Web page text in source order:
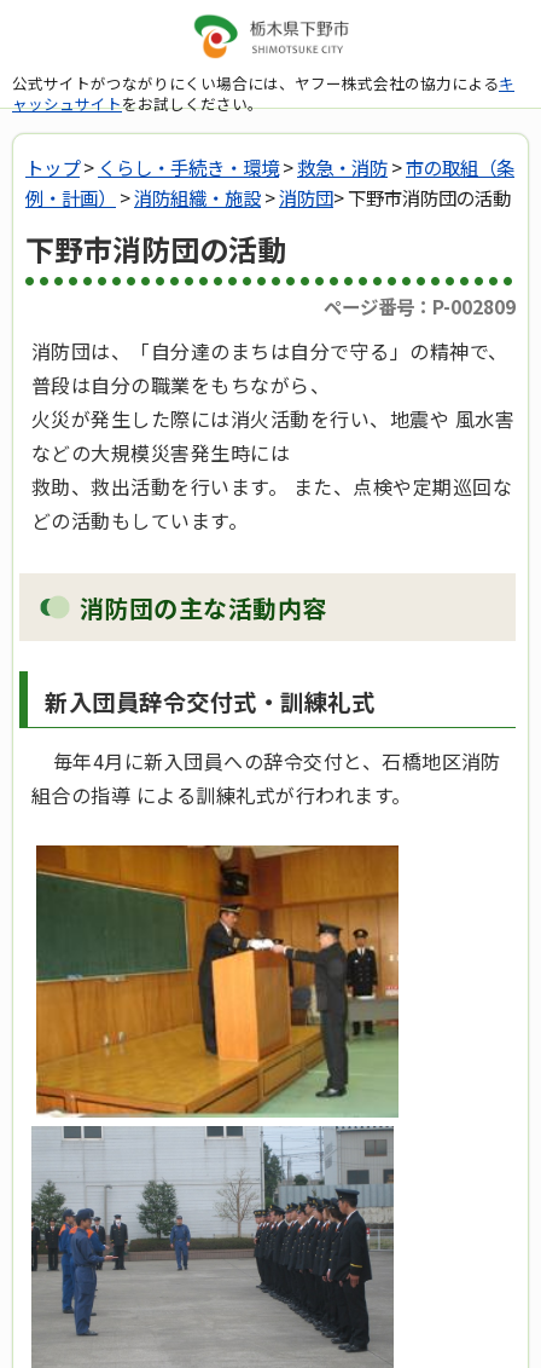
公式サイトがつながりにくい場合には、ヤフー株式会社の協力によるキ
ャッシュサイトをお試しください。
トップ> くらし・手続き・環境>救急・消防>市の取組（条
例・計画）
>消防組織・施設>消防団> 下野市消防団の活動
下野市消防団の活動
ページ番号：P-002809
消防団は、「自分達のまちは自分で守る」の精神で、
普段は自分の職業をもちながら、
火災が発生した際には消火活動を行い、地震や 風水害
などの大規模災害発生時には
救助、救出活動を行います。 また、点検や定期巡回な
どの活動もしています。
消防団の主な活動内容
新入団員辞令交付式・訓練礼式
毎年4月に新入団員への辞令交付と、石橋地区消防
組合の指導 による訓練礼式が行われます。